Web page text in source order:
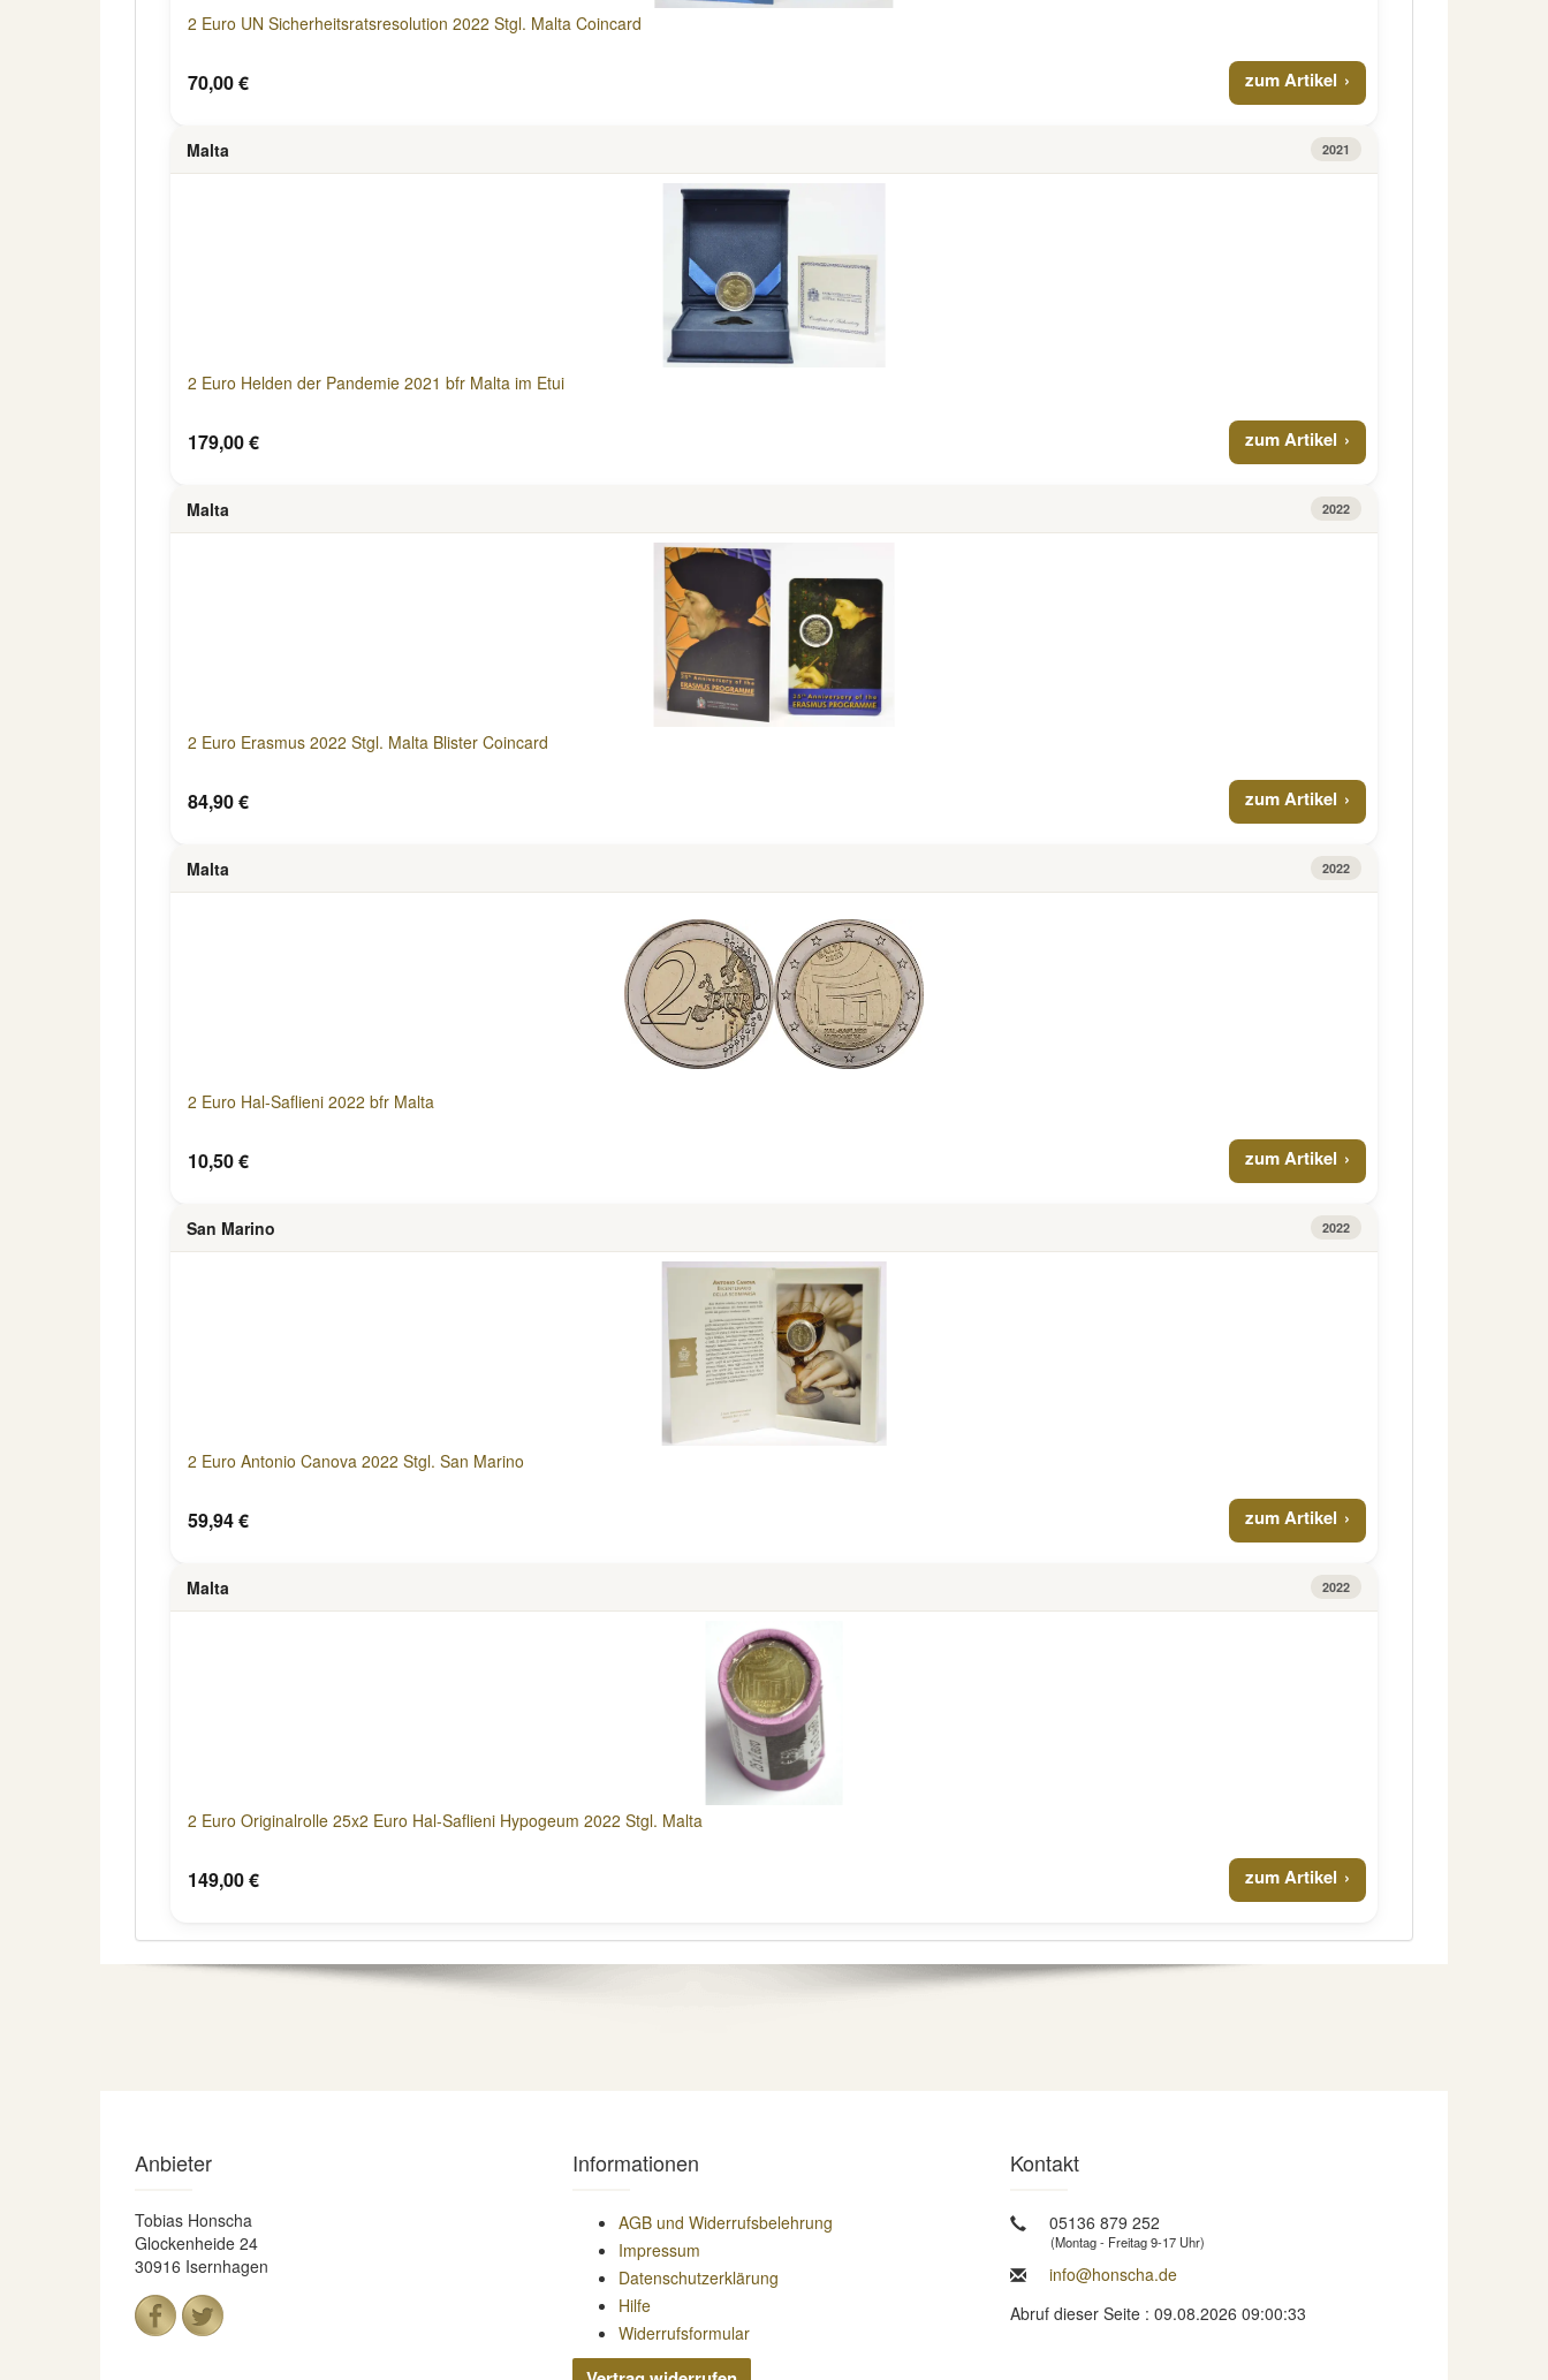
2 Euro UN Sicherheitsratsresolution 2022 Stgl. Malta Coincard
70,00 € zum Artikel
Malta 2021
2 Euro Helden der Pandemie 2021 bfr Malta im Etui
179,00 € zum Artikel
Malta 2022
2 Euro Erasmus 2022 Stgl. Malta Blister Coincard
84,90 € zum Artikel
Malta 2022
2 Euro Hal-Saflieni 2022 bfr Malta
10,50 € zum Artikel
San Marino 2022
2 Euro Antonio Canova 2022 Stgl. San Marino
59,94 € zum Artikel
Malta 2022
2 Euro Originalrolle 25x2 Euro Hal-Saflieni Hypogeum 2022 Stgl. Malta
149,00 € zum Artikel
Anbieter
Tobias Honscha
Glockenheide 24
30916 Isernhagen
Informationen
AGB und Widerrufsbelehrung
Impressum
Datenschutzerklärung
Hilfe
Widerrufsformular
Kontakt
05136 879 252
(Montag - Freitag 9-17 Uhr)
info@honscha.de
Abruf dieser Seite : 09.08.2026 09:00:33